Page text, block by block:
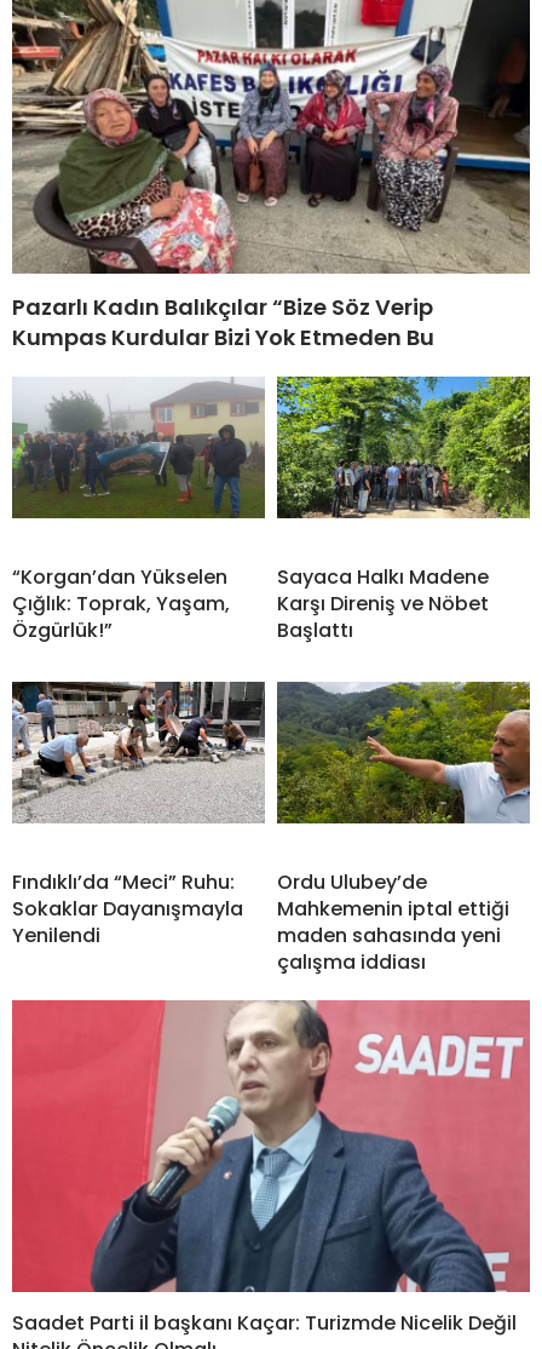
Pazarlı Kadın Balıkçılar “Bize Söz Verip
Kumpas Kurdular Bizi Yok Etmeden Bu
“Korgan’dan Yükselen
Çığlık: Toprak, Yaşam,
Özgürlük!”
Sayaca Halkı Madene
Karşı Direniş ve Nöbet
Başlattı
Fındıklı’da “Meci” Ruhu:
Sokaklar Dayanışmayla
Yenilendi
Ordu Ulubey’de
Mahkemenin iptal ettiği
maden sahasında yeni
çalışma iddiası
Saadet Parti il başkanı Kaçar: Turizmde Nicelik Değil